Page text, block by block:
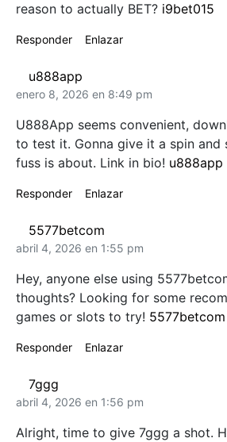
reason to actually BET? i9bet015
Responder Enlazar
u888app
enero 8, 2026 en 8:49 pm
U888App seems convenient,
to test it. Gonna give it a spin and
fuss is about. Link in bio! u888app
Responder Enlazar
5577betcom
abril 4, 2026 en 1:55 pm
Hey, anyone else using
thoughts? Looking for some
games or slots to try! 5577betcom
Responder Enlazar
7ggg
abril 4, 2026 en 1:56 pm
Alright, time to give 7ggg a shot.